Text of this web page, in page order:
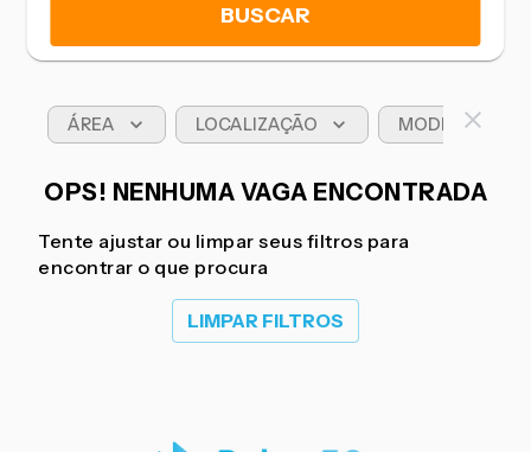
BUSCAR
ÁREA LOCALIZAÇÃO MODELO DE
OPS! NENHUMA VAGA ENCONTRADA
Tente ajustar ou limpar seus filtros para
encontrar o que procura
LIMPAR FILTROS